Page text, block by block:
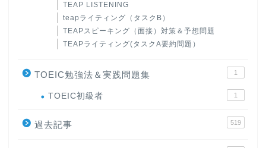
TEAP LISTENING
teapライティング（タスクB）
TEAPスピーキング（面接）対策＆予想問題
TEAPライティング(タスクA要約問題）
TOEIC勉強法＆実践問題集 1
TOEIC初級者 1
過去記事 519